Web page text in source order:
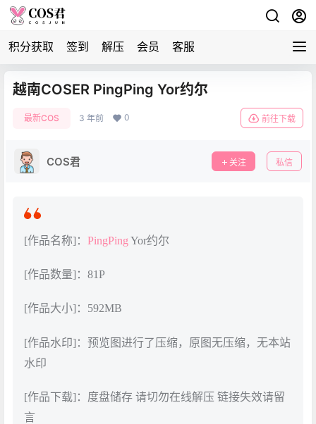
积分获取 签到 解压 会员 客服
越南COSER PingPing Yor约尔
最新COS 3 年前 0 前往下载
COS君 关注 私信
[作品名称]： PingPing Yor约尔
[作品数量]：81P
[作品大小]：592MB
[作品水印]：预览图进行了压缩，原图无压缩，无本站
水印
[作品下载]：度盘储存 请切勿在线解压 链接失效请留
言